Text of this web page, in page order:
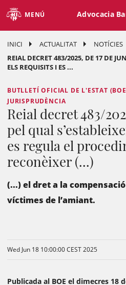
MENÚ Advocacia
INICI ACTUALITAT
NOTÍCIES
REIAL DECRET 483/2025, DE 17 DE
ELS REQUISITS I ES ...
BUTLLETÍ OFICIAL DE L'ESTAT
JURISPRUDÈNCIA
Reial decret 483/
pel qual
es regula el
reconèixer (...)
(...) el dret a la
víctimes de l’amiant.
Wed Jun 18 10:00:00 CEST 2025
Publicada al BOE el dimecres 18